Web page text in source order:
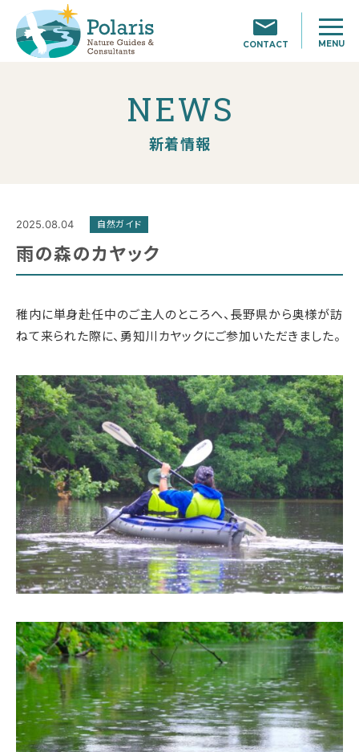
CONTACT MENU
NEWS
新着情報
2025.08.04 自然ガイド
雨の森のカヤック
稚内に単身赴任中のご主人のところへ、長野県から奥様が訪
ねて来られた際に、勇知川カヤックにご参加いただきました。